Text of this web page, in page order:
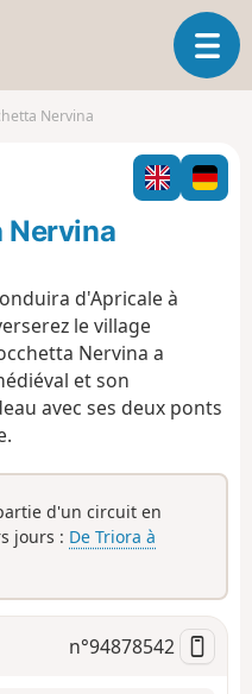
O
u
i
r
l
t
n
Nervina
Nervina
d'Apricale à
le village
Nervina a
et son
avec ses deux ponts
d'un circuit en
jours : De Triora à
n°94878542